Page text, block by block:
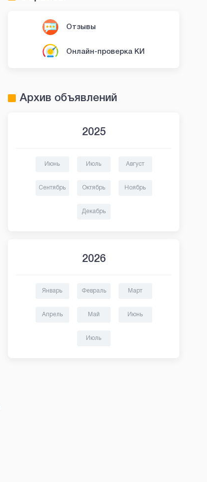
Отзывы
Онлайн-проверка КИ
Архив объявлений
2025
Июнь Июль Август
Сентябрь Октябрь Ноябрь
Декабрь
2026
Январь Февраль Март
Апрель Май Июнь
Июль